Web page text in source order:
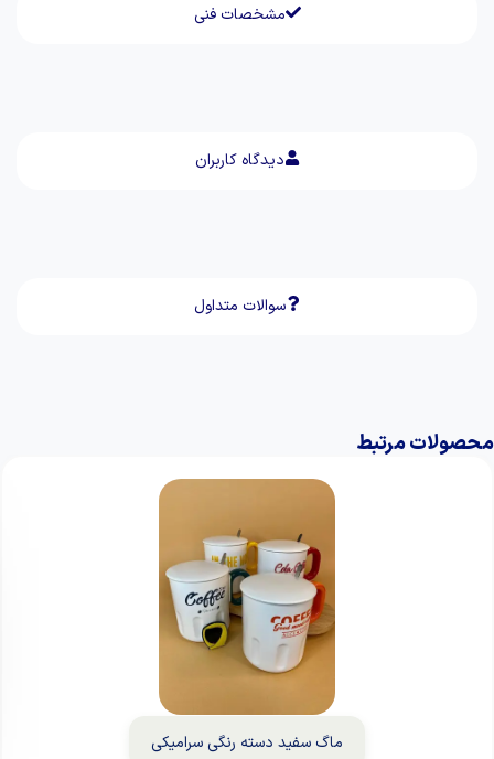
مشخصات فنی
دیدگاه کاربران
سوالات متداول
محصولات مرتبط
ماگ سفید دسته رنگی سرامیکی